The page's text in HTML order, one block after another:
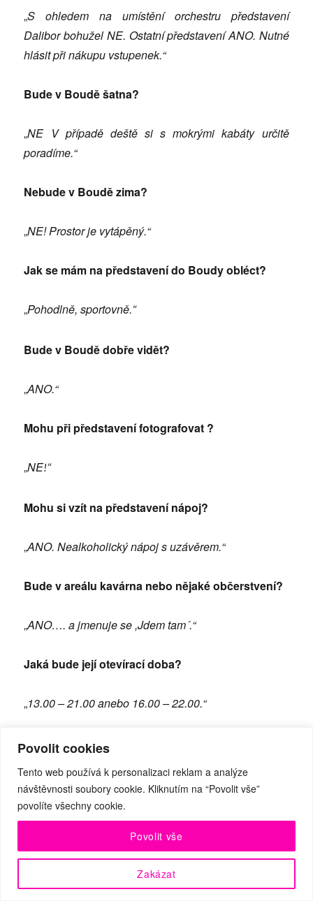
Povolit cookies
Tento web používá k personalizaci reklam a analýze
návštěvnosti soubory cookie. Kliknutím na “Povolit vše”
povolíte všechny cookie.
Zakázat
Povolit vše
„S ohledem na umístění orchestru představení
Dalibor bohužel NE. Ostatní představení ANO. Nutné
hlásit při nákupu vstupenek.“
Bude v Boudě šatna?
„NE V případě deště si s mokrými kabáty určitě
poradíme.“
Nebude v Boudě zima?
„NE! Prostor je vytápěný.“
Jak se mám na představení do Boudy obléct?
„Pohodlně, sportovně.“
Bude v Boudě dobře vidět?
„ANO.“
Mohu při představení fotografovat ?
„NE!“
Mohu si vzít na představení nápoj?
„ANO. Nealkoholický nápoj s uzávěrem.“
Bude v areálu kavárna nebo nějaké občerstvení?
„ANO…. a jmenuje se ,Jdem tam´.“
Jaká bude její otevírací doba?
„13.00 – 21.00anebo 16.00 – 22.00.“
Bude areál otevřen i mimo dobu představení?
„ANO. Můžete navštívit divadelní kavárnu ,Jdem tam´
i výstavu Maringotka Malého divadla.“
Jaká bude otevírací doba Maringotky Malého
divadla?